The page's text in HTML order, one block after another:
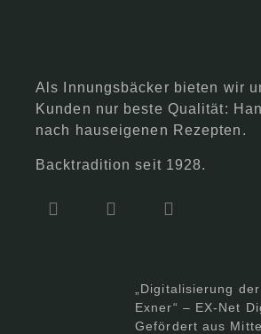
Als Innungsbäcker bieten wir
Kunden nur beste Qualität:
nach hauseigenen Rezepten.
Backtradition seit 1928.
„Digitalisierung
Exner“ – EX-Net
Gefördert aus